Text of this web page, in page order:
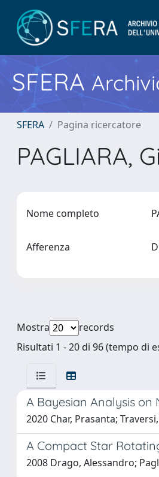
SFERA
SFERA Pagina ricercatore
PAGLIARA,
Nome completo
Afferenza
Mostra
records
Risultati 1 - 20 di 96 (tempo di
A Bayesian Analysis on
2020 Char, Prasanta;
A Compact Star
2008 Drago, Alessandro;